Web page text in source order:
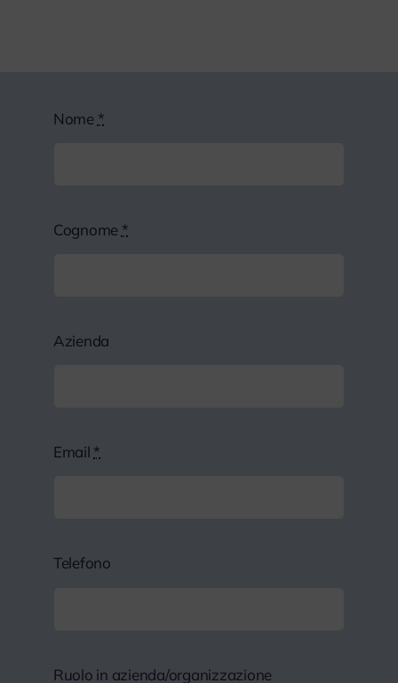
Nome *
Cognome *
Azienda
Email *
Telefono
Ruolo in azienda/organizzazione